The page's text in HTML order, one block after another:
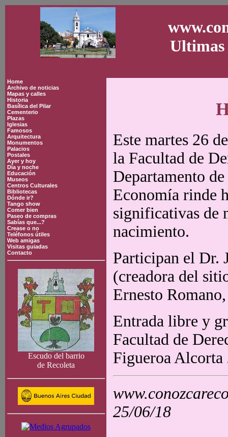
Ultimas
Home
Archivo de noticias
Mapas y calles
Historia
Basílica del Pilar
Cementerio
Plazas
Iglesias
Famosos
Arquitectura
Monumentos
Palacios
Postales
Ayer y hoy
Día y noche
Educación
Museos
Centros Culturales
Bibliotecas
Dónde ir?
Tango show
Comer bien
Paseo de compras
Sabías que...?
Crease o no
Teléfonos útiles
Web amigas
Visitas guiadas
Contacto
Escudo del barrio
de Recoleta
Este martes 26
la Facultad de
Departamento
Economía rinde
significativas de
nacimiento.
Participan el Dr.
(creadora del
Ernesto
Entrada libre y
Facultad de
Figueroa
25/06/18